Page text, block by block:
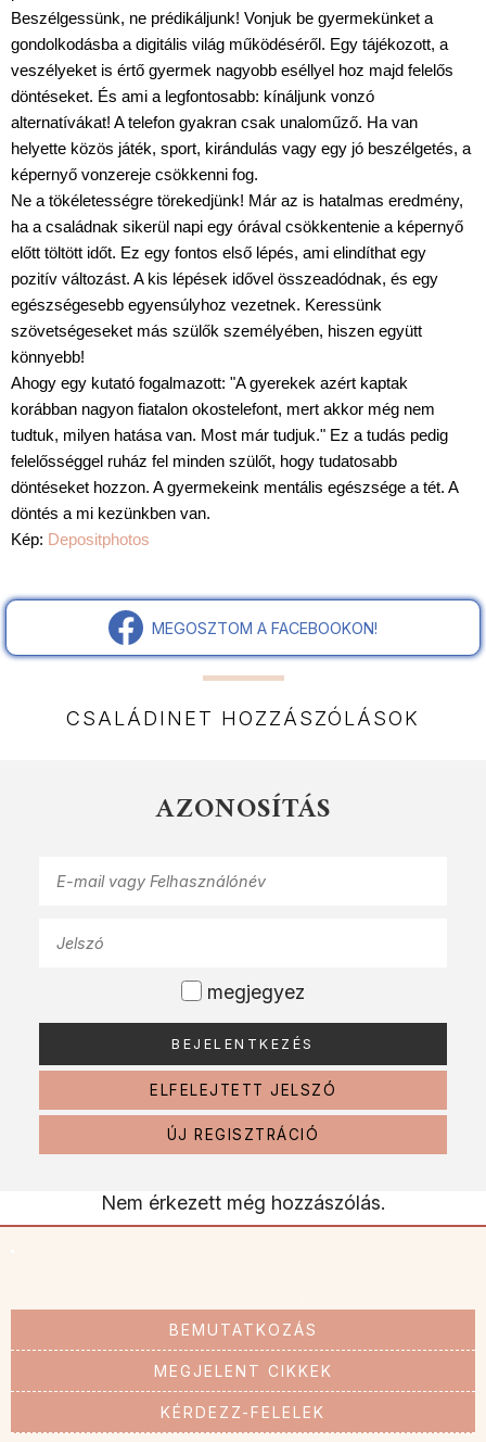
Beszélgessünk, ne prédikáljunk! Vonjuk be gyermekünket a
gondolkodásba a digitális világ működéséről. Egy tájékozott, a
veszélyeket is értő gyermek nagyobb eséllyel hoz majd felelős
döntéseket. És ami a legfontosabb: kínáljunk vonzó
alternatívákat! A telefon gyakran csak unaloműző. Ha van
helyette közös játék, sport, kirándulás vagy egy jó beszélgetés, a
képernyő vonzereje csökkenni fog.
Ne a tökéletességre törekedjünk! Már az is hatalmas eredmény,
ha a családnak sikerül napi egy órával csökkentenie a képernyő
előtt töltött időt. Ez egy fontos első lépés, ami elindíthat egy
pozitív változást. A kis lépések idővel összeadódnak, és egy
egészségesebb egyensúlyhoz vezetnek. Keressünk
szövetségeseket más szülők személyében, hiszen együtt
könnyebb!
Ahogy egy kutató fogalmazott: "A gyerekek azért kaptak
korábban nagyon fiatalon okostelefont, mert akkor még nem
tudtuk, milyen hatása van. Most már tudjuk." Ez a tudás pedig
felelősséggel ruház fel minden szülőt, hogy tudatosabb
döntéseket hozzon. A gyermekeink mentális egészsége a tét. A
döntés a mi kezünkben van.
Kép: Depositphotos
MEGOSZTOM A FACEBOOKON!
CSALÁDINET HOZZÁSZÓLÁSOK
AZONOSÍTÁS
megjegyez
ELFELEJTETT JELSZÓ
ÚJ REGISZTRÁCIÓ
Nem érkezett még hozzászólás.
BEMUTATKOZÁS
MEGJELENT CIKKEK
KÉRDEZZ-FELELEK